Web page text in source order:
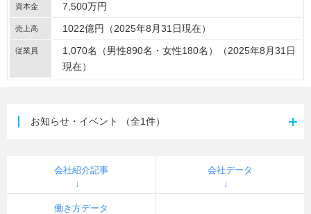
資本金 7,500万円
売上高 1022億円（2025年8月31日現在）
従業員
1,070名（男性890名・女性180名）（2025年8月31日
現在）
お知らせ・イベント （全1件）
会社紹介記事 会社データ
働き方データ